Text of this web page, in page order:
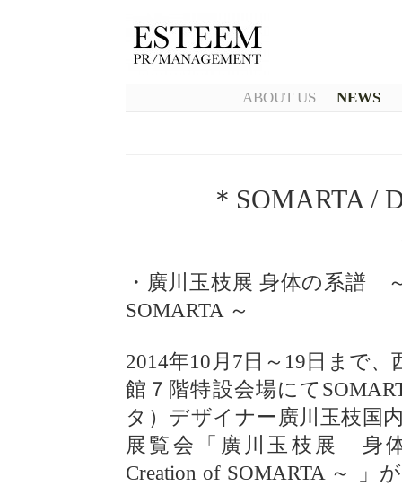
ABOUT US NEWS
＊SOMARTA /
・廣川玉枝展 身体の系譜
SOMARTA ～
2014年10月7日～19日まで、
館７階特設会場にて
タ）デザイナー廣川玉枝国
展覧会「廣川玉枝展 身
Creation of SOMARTA ～ 」